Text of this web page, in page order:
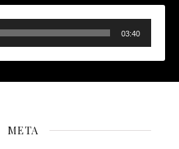
03:40
META